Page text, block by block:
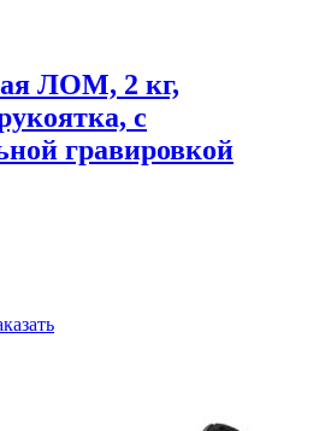
ЛОМ, 2 кг,
с
гравировкой